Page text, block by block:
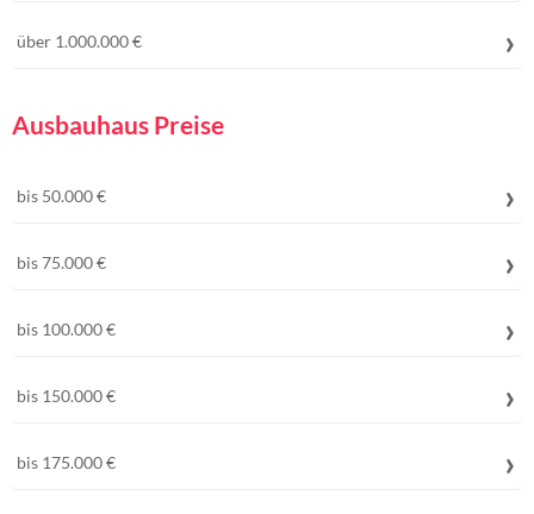
über 1.000.000 €
Ausbauhaus Preise
bis 50.000 €
bis 75.000 €
bis 100.000 €
bis 150.000 €
bis 175.000 €